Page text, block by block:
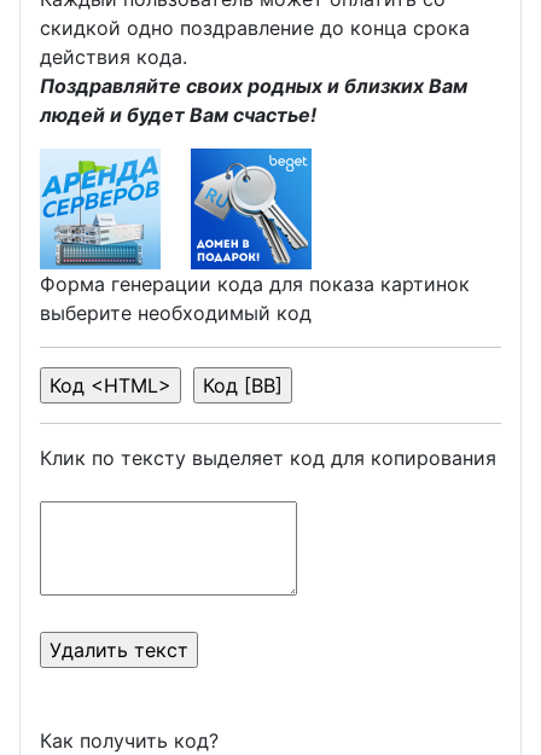
скидкой одно поздравление до конца срока
действия кода.
Поздравляйте своих родных и близких Вам
людей и будет Вам счастье!
Форма генерации кода для показа картинок
выберите необходимый код
Клик по тексту выделяет код для копирования
Как получить код?